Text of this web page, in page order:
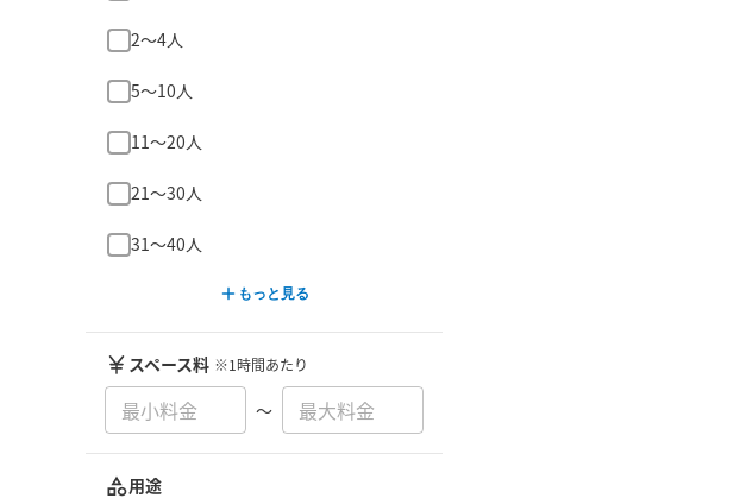
2〜4人
5〜10人
11〜20人
21〜30人
31〜40人
もっと見る
スペース料 ※1時間あたり
〜
用途